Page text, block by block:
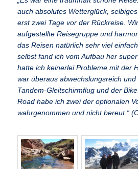
auch absolutes Wetterglück,
erst zwei Tage vor der Rückreise.
aufgestellte Reisegruppe und
das Reisen natürlich sehr viel
selbst fand ich vom Aufbau her
hatte ich keinerlei Probleme mit der
war überaus abwechslungsreich
Tandem-Gleitschirmflug und der
Road habe ich zwei der optionalen
wahrgenommen und nicht bereut.“